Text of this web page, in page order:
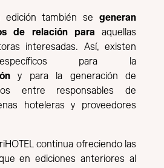
edición también se generan
de relación para aquellas
interesadas. Así, existen
para la
y para la generación de
entre responsables de
hoteleras y proveedores
continua ofreciendo las
en ediciones anteriores al